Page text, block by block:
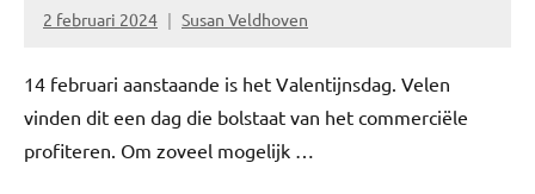
2 februari 2024 Susan Veldhoven
Geen
14 februari aanstaande is het Valentijnsdag. Velen
vinden dit een dag die bolstaat van het commerciële
profiteren. Om zoveel mogelijk …